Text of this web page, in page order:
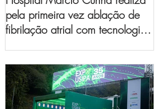
pela primeira vez ablação de
fibrilação atrial com tecnologia